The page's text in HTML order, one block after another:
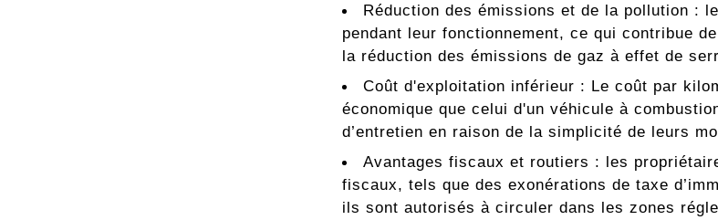
Réduction des émissions et de la pollution :
pendant leur fonctionnement, ce qui contribue
la réduction des émissions de gaz à effet de
Coût d'exploitation inférieur : Le coût par
économique que celui d'un véhicule à
d’entretien en raison de la simplicité de leurs
Avantages fiscaux et routiers : les
fiscaux, tels que des exonérations de taxe
ils sont autorisés à circuler dans les zones